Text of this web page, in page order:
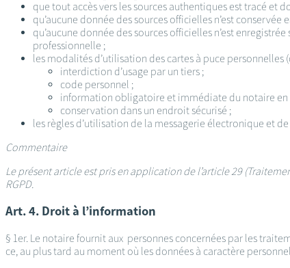
que tout accès vers les sources authentiques est tracé et
qu’aucune donnée des sources officielles n’est
qu’aucune donnée des sources officielles n’est
professionnelle ;
les modalités d’utilisation des cartes à puce personnelles
interdiction d’usage par un tiers ;
code personnel ;
information obligatoire et immédiate du notaire en
conservation dans un endroit sécurisé ;
les règles d’utilisation de la messagerie électronique et de
Commentaire
Le présent article est pris en application de l’article 29
RGPD.
Art. 4. Droit à l’information
§ 1er. Le notaire fournit aux personnes concernées par les
ce, au plus tard au moment où les données à caractère